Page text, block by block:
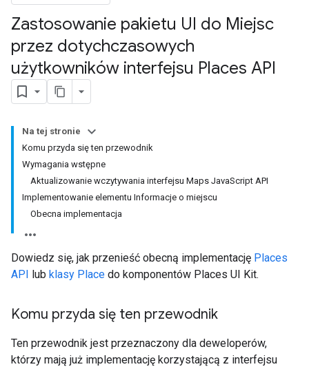
Zastosowanie pakietu UI do Miejsc
przez dotychczasowych
użytkowników interfejsu Places API
Na tej stronie
Komu przyda się ten przewodnik
Wymagania wstępne
Aktualizowanie wczytywania interfejsu Maps JavaScript API
Implementowanie elementu Informacje o miejscu
Obecna implementacja
Dowiedz się, jak przenieść obecną implementację Places
API
lub klasy Place do komponentów Places UI Kit.
Komu przyda się ten przewodnik
Ten przewodnik jest przeznaczony dla deweloperów,
którzy mają już implementację korzystającą z interfejsu